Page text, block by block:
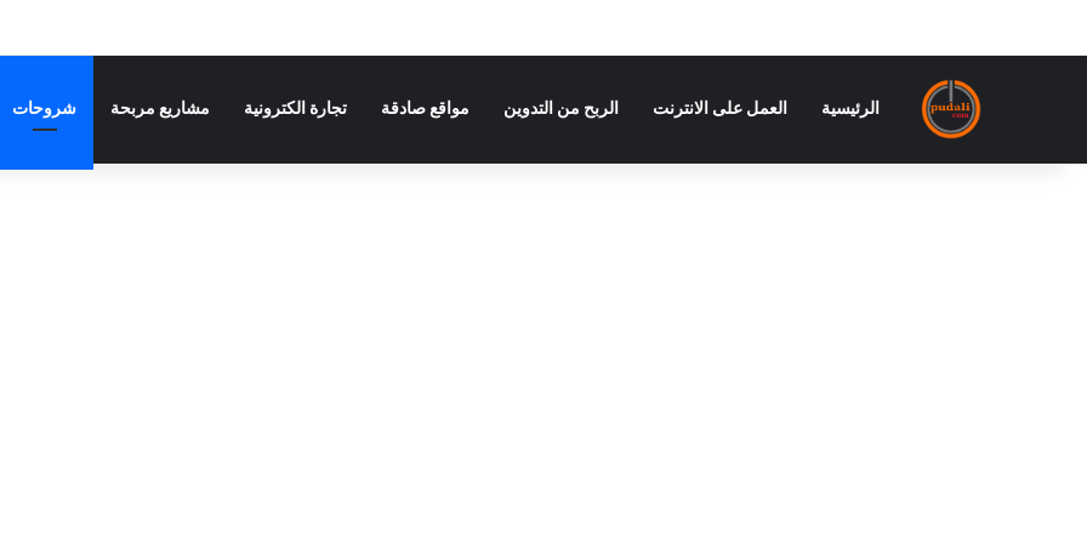
الرئيسية العمل على الانترنت الربح من التدوين مواقع صادقة تجارة الكترونية مشاريع مربحة شروحات